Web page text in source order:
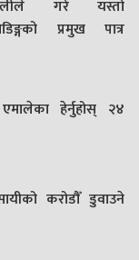
गरे यस्तो
प्रमुख पात्र
एमालेका हेर्नुहोस् २४
करोडौँ डुवाउने